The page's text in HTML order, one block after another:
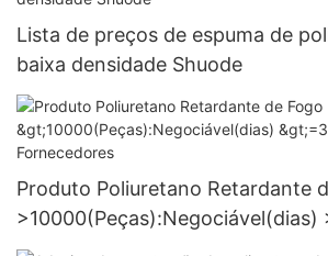
Lista de preços de espuma de
baixa densidade Shuode
Produto Poliuretano Retardante
>10000(Peças):Negociável(dias)
PeçasEUA.7 Fornecedores